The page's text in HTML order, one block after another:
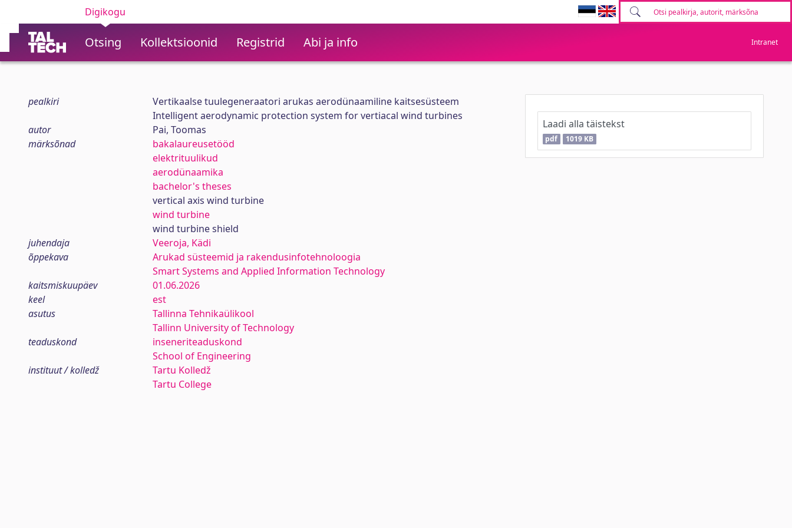
Digikogu
Otsing Kollektsioonid Registrid Abi ja info Intranet
pealkiri
Vertikaalse tuulegeneraatori arukas aerodünaamiline kaitsesüsteem
Intelligent aerodynamic protection system for vertiacal wind turbines
autor
Pai, Toomas
märksõnad
bakalaureusetööd
elektrituulikud
aerodünaamika
bachelor's theses
vertical axis wind turbine
wind turbine
wind turbine shield
juhendaja
Veeroja, Kädi
õppekava
Arukad süsteemid ja rakendusinfotehnoloogia
Smart Systems and Applied Information Technology
kaitsmiskuupäev
01.06.2026
keel
est
asutus
Tallinna Tehnikaülikool
Tallinn University of Technology
teaduskond
inseneriteaduskond
School of Engineering
instituut / kolledž
Tartu Kolledž
Tartu College
Laadi alla täistekst
pdf 1019 KB